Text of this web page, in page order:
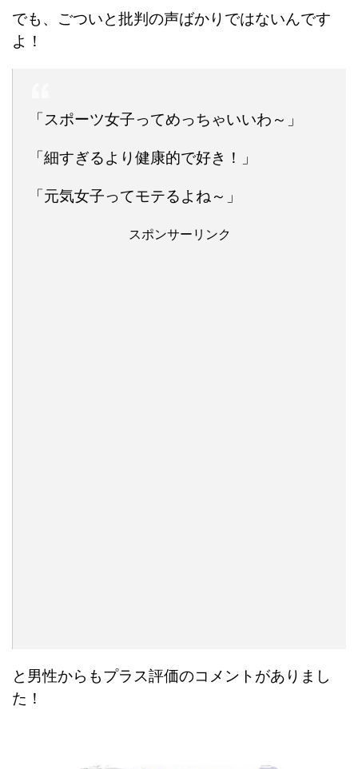
でも、ごついと批判の声ばかりではないんです
よ！
「スポーツ女子ってめっちゃいいわ～」
「細すぎるより健康的で好き！」
「元気女子ってモテるよね～」
スポンサーリンク
と男性からもプラス評価のコメントがありまし
た！